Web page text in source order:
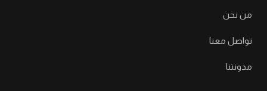
من نحن
تواصل معنا
مدونتنا